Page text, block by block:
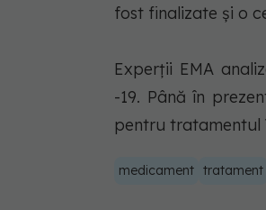
fost finalizate şi o
Experţii EMA
-19. Până în
pentru tratamentul
medicament tratament